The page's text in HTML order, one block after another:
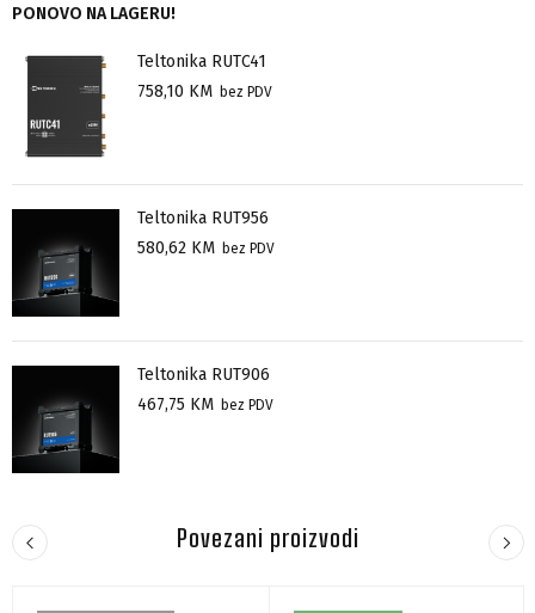
PONOVO NA LAGERU!
Teltonika RUTC41
758,10 KM bez PDV
Teltonika RUT956
580,62 KM bez PDV
Teltonika RUT906
467,75 KM bez PDV
Povezani proizvodi